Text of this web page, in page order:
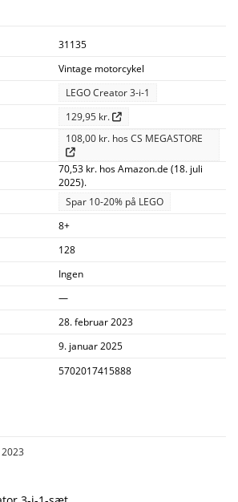
31135
Vintage motorcykel
LEGO Creator 3-i-1
129,95 kr.
108,00 kr. hos CS MEGASTORE
70,53 kr. hos Amazon.de (18. juli
2025).
Spar 10-20% på LEGO
8+
128
Ingen
—
28. februar 2023
9. januar 2025
5702017415888